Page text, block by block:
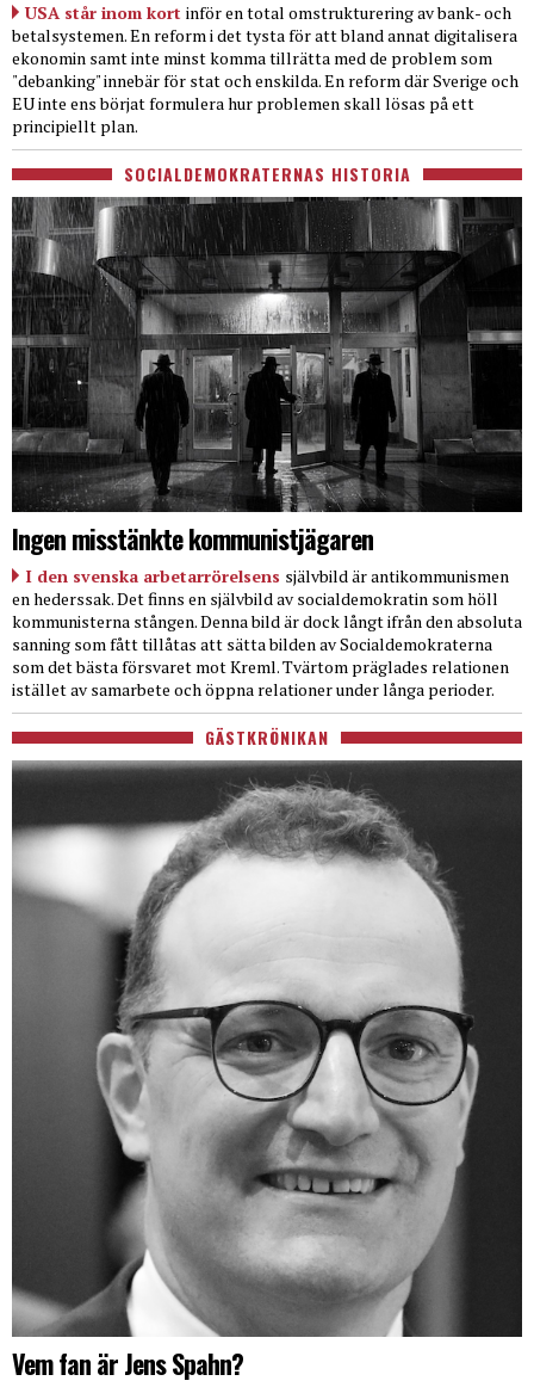
USA står inom kort inför en total omstrukturering av bank- och
betalsystemen. En reform i det tysta för att bland annat digitalisera
ekonomin samt inte minst komma tillrätta med de problem som
"debanking" innebär för stat och enskilda. En reform där Sverige och
EU inte ens börjat formulera hur problemen skall lösas på ett
principiellt plan.
SOCIALDEMOKRATERNAS HISTORIA
Ingen misstänkte kommunistjägaren
I den svenska arbetarrörelsens självbild är antikommunismen
en hederssak. Det finns en självbild av socialdemokratin som höll
kommunisterna stången. Denna bild är dock långt ifrån den absoluta
sanning som fått tillåtas att sätta bilden av Socialdemokraterna
som det bästa försvaret mot Kreml. Tvärtom präglades relationen
istället av samarbete och öppna relationer under långa perioder.
GÄSTKRÖNIKAN
Vem fan är Jens Spahn?